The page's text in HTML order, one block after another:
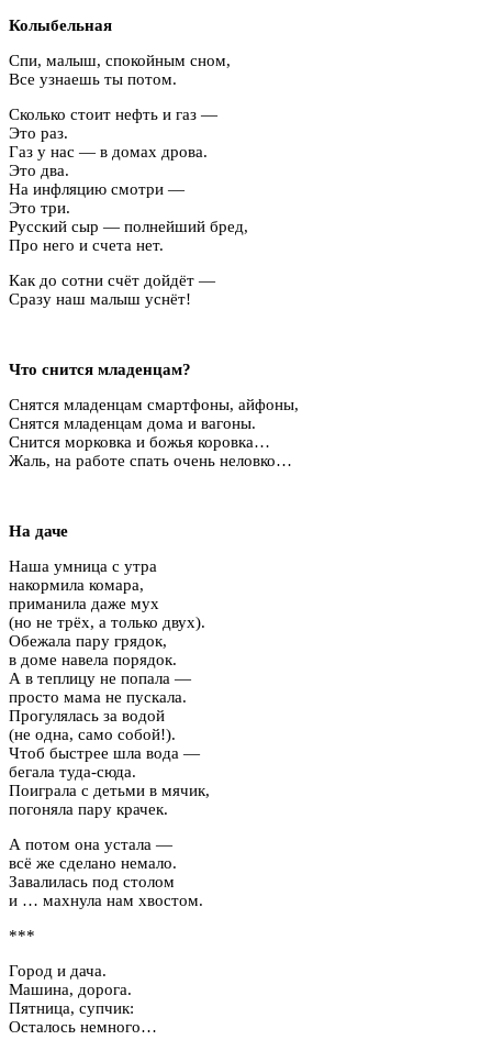
Колыбельная
Спи, малыш, спокойным сном,
Все узнаешь ты потом.
Сколько стоит нефть и газ —
Это раз.
Газ у нас — в домах дрова.
Это два.
На инфляцию смотри —
Это три.
Русский сыр — полнейший бред,
Про него и счета нет.
Как до сотни счёт дойдёт —
Сразу наш малыш уснёт!
Что снится младенцам?
Снятся младенцам смартфоны, айфоны,
Снятся младенцам дома и вагоны.
Снится морковка и божья коровка…
Жаль, на работе спать очень неловко…
На даче
Наша умница с утра
накормила комара,
приманила даже мух
(но не трёх, а только двух).
Обежала пару грядок,
в доме навела порядок.
А в теплицу не попала —
просто мама не пускала.
Прогулялась за водой
(не одна, само собой!).
Чтоб быстрее шла вода —
бегала туда-сюда.
Поиграла с детьми в мячик,
погоняла пару крачек.
А потом она устала —
всё же сделано немало.
Завалилась под столом
и … махнула нам хвостом.
***
Город и дача.
Машина, дорога.
Пятница, супчик:
Осталось немного…